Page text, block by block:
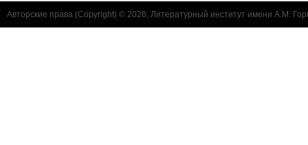
Авторские права (Copyright) © 2026, Литературный институт имени А.М.